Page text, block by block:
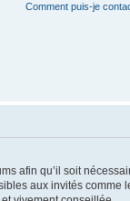
Comment puis-je
afin qu’il soit
aux invités